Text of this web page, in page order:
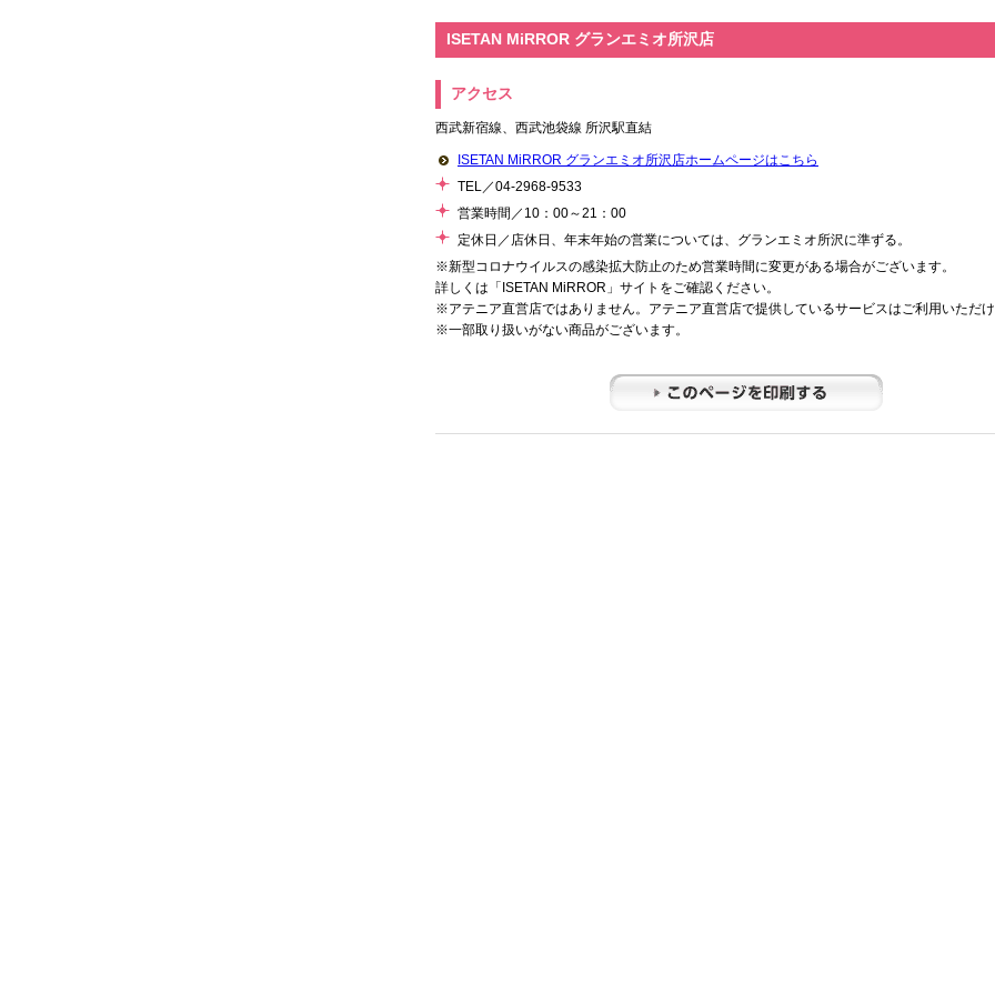
ISETAN MiRROR グランエミオ所沢店
アクセス
西武新宿線、西武池袋線 所沢駅直結
ISETAN MiRROR グランエミオ所沢店ホームページはこちら
TEL／04-2968-9533
営業時間／10：00～21：00
定休日／店休日、年末年始の営業については、グランエミオ所沢に準ずる。
※新型コロナウイルスの感染拡大防止のため営業時間に変更がある場合がございます。
詳しくは「ISETAN MiRROR」サイトをご確認ください。
※アテニア直営店ではありません。アテニア直営店で提供しているサービスはご利用いただ
※一部取り扱いがない商品がございます。